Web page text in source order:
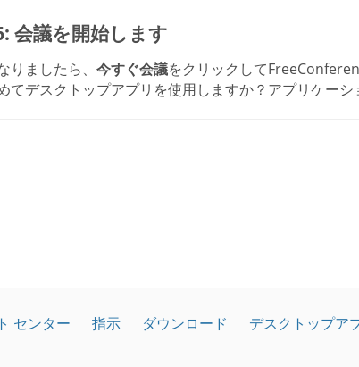
会議を開始します
りましたら、 今すぐ会議をクリックして
てデスクトップアプリを使用しますか？アプリケーシ
センター 指示 ダウンロード デスクトップア